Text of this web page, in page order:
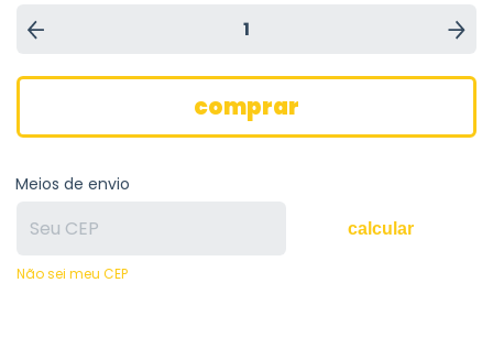
Meios de envio
calcular
Não sei meu CEP